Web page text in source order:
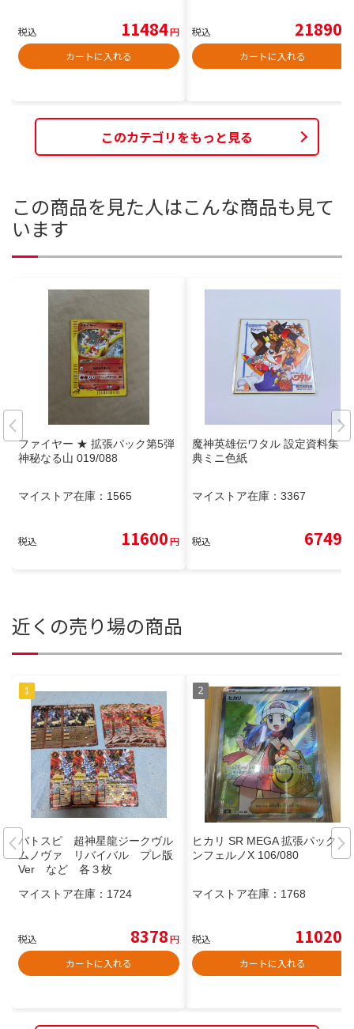
税込 11484円
カートに入れる
税込 21890
カートに入れる
このカテゴリをもっと見る
この商品を見た人はこんな商品も見て
います
ファイヤー ★ 拡張パック第5弾
神秘なる山 019/088
マイストア在庫： 1565
税込 11600円
魔神英雄伝ワタル 設定資料集 特
典ミニ色紙
マイストア在庫： 3367
税込 6749
近くの売り場の商品
バトスピ 超神星龍ジークヴル
ムノヴァ リバイバル プレ版
Ver など 各３枚
マイストア在庫： 1724
税込 8378円
カートに入れる
ヒカリ SR MEGA 拡張パック イ
ンフェルノX 106/080
マイストア在庫： 1768
税込 11020
カートに入れる